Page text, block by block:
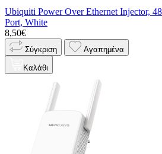
Ubiquiti Power Over Ethernet Injector,
Port, White
8,50€
Σύγκριση Αγαπημένα
Καλάθι